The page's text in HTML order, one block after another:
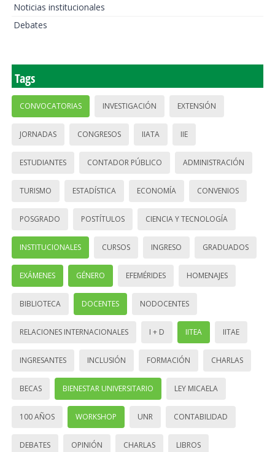
Noticias institucionales
Debates
Tags
CONVOCATORIAS INVESTIGACIÓN EXTENSIÓN
JORNADAS CONGRESOS IIATA IIE
ESTUDIANTES CONTADOR PÚBLICO ADMINISTRACIÓN
TURISMO ESTADÍSTICA ECONOMÍA CONVENIOS
POSGRADO POSTÍTULOS CIENCIA Y TECNOLOGÍA
INSTITUCIONALES CURSOS INGRESO GRADUADOS
EXÁMENES GÉNERO EFEMÉRIDES HOMENAJES
BIBLIOTECA DOCENTES NODOCENTES
RELACIONES INTERNACIONALES I + D IITEA IITAE
INGRESANTES INCLUSIÓN FORMACIÓN CHARLAS
BECAS BIENESTAR UNIVERSITARIO LEY MICAELA
100 AÑOS WORKSHOP UNR CONTABILIDAD
DEBATES OPINIÓN CHARLAS LIBROS